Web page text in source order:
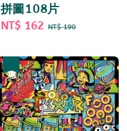
拼圖108片
Sale
NT$ 162 Regular
NT$ 190